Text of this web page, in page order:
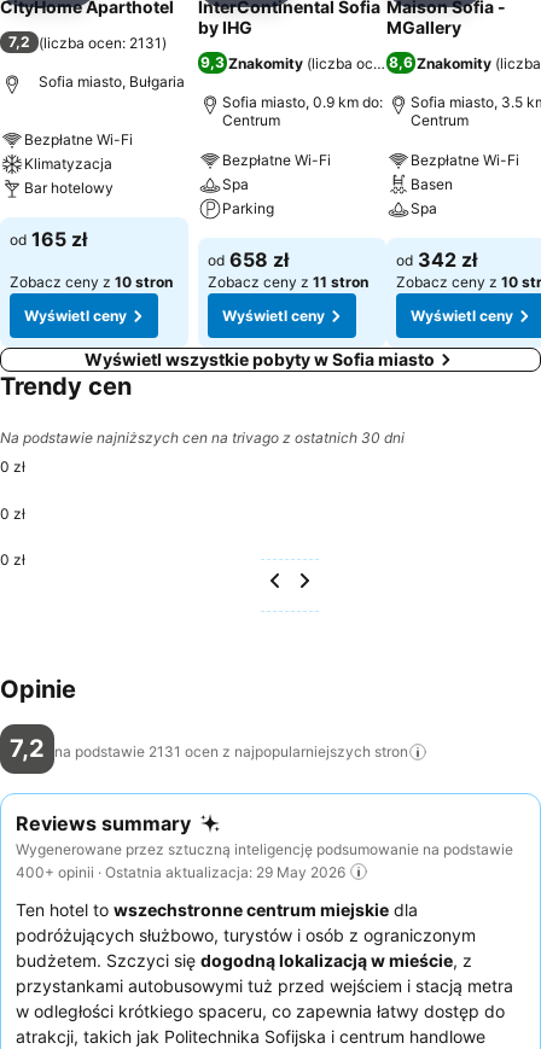
CityHome Aparthotel
7,2 (liczba ocen: 2131)
Sofia miasto, Bułgaria
Bezpłatne Wi-Fi
Klimatyzacja
Bar hotelowy
od 165 zł
Zobacz ceny z 10 stron
Wyświetl ceny
InterContinental Sofia
by IHG
9,3 Znakomity (liczba ocen: 6069)
Sofia miasto, 0.9 km do:
Centrum
Bezpłatne Wi-Fi
Spa
Parking
od 658 zł
Zobacz ceny z 11 stron
Wyświetl ceny
Maison Sofia -
MGallery
8,6 Znakomity (
Sofia miasto, 3.5
Centrum
Bezpłatne Wi-Fi
Basen
Spa
od 342 zł
Zobacz ceny z 10
Wyświetl ceny
Wyświetl wszystkie pobyty w Sofia miasto
Trendy cen
Na podstawie najniższych cen na trivago z ostatnich 30 dni
0 zł
0 zł
0 zł
Opinie
7,2 na podstawie 2131 ocen z najpopularniejszych stron
Reviews summary
Wygenerowane przez sztuczną inteligencję podsumowanie na podstawie
400+ opinii · Ostatnia aktualizacja: 29 May 2026
Ten hotel to wszechstronne centrum miejskie dla
podróżujących służbowo, turystów i osób z ograniczonym
budżetem. Szczyci się dogodną lokalizacją w mieście, z
przystankami autobusowymi tuż przed wejściem i stacją metra
w odległości krótkiego spaceru, co zapewnia łatwy dostęp do
atrakcji, takich jak Politechnika Sofijska i centrum handlowe